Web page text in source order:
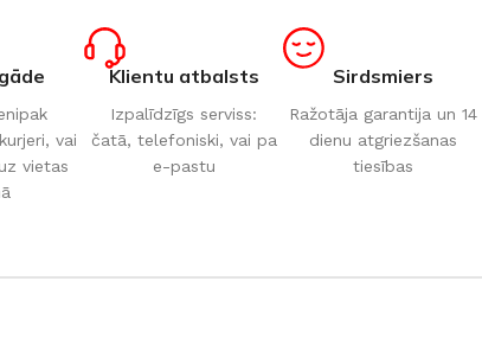
vai
vietas
Klientu atbalsts
Izpalīdzīgs serviss:
čatā, telefoniski, vai pa
e-pastu
Sirdsmiers
Ražotāja garantija un 14
dienu atgriezšanas
tiesības